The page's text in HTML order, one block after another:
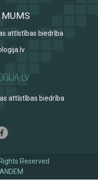
MUMS
attīstības biedrība
attīstības biedrība
Reserved